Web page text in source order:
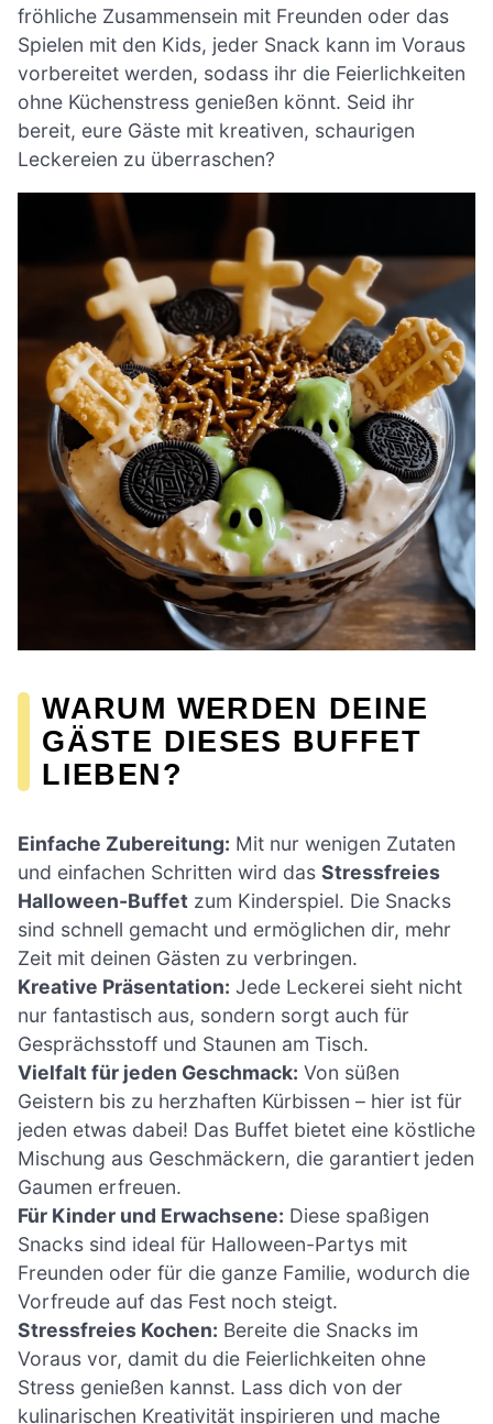
fröhliche Zusammensein mit Freunden oder das
Spielen mit den Kids, jeder Snack kann im Voraus
vorbereitet werden, sodass ihr die Feierlichkeiten
ohne Küchenstress genießen könnt. Seid ihr
bereit, eure Gäste mit kreativen, schaurigen
Leckereien zu überraschen?
WARUM WERDEN DEINE
GÄSTE DIESES BUFFET
LIEBEN?
Einfache Zubereitung: Mit nur wenigen Zutaten
und einfachen Schritten wird das Stressfreies
Halloween-Buffet zum Kinderspiel. Die Snacks
sind schnell gemacht und ermöglichen dir, mehr
Zeit mit deinen Gästen zu verbringen.
Kreative Präsentation: Jede Leckerei sieht nicht
nur fantastisch aus, sondern sorgt auch für
Gesprächsstoff und Staunen am Tisch.
Vielfalt für jeden Geschmack: Von süßen
Geistern bis zu herzhaften Kürbissen – hier ist für
jeden etwas dabei! Das Buffet bietet eine köstliche
Mischung aus Geschmäckern, die garantiert jeden
Gaumen erfreuen.
Für Kinder und Erwachsene: Diese spaßigen
Snacks sind ideal für Halloween-Partys mit
Freunden oder für die ganze Familie, wodurch die
Vorfreude auf das Fest noch steigt.
Stressfreies Kochen: Bereite die Snacks im
Voraus vor, damit du die Feierlichkeiten ohne
Stress genießen kannst. Lass dich von der
kulinarischen Kreativität inspirieren und mache